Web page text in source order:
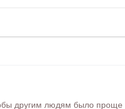
другим людям было